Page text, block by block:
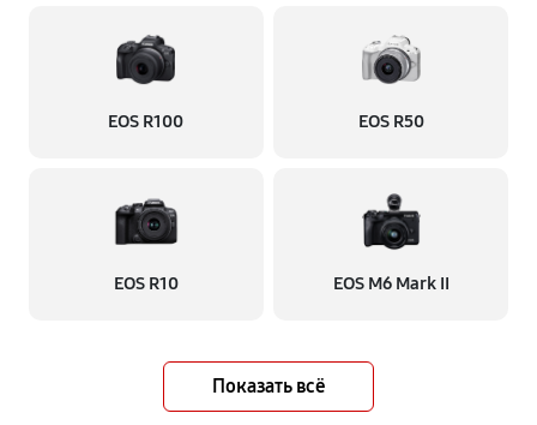
EOS R100 EOS R50
EOS R10 EOS M6 Mark II
Показать всё